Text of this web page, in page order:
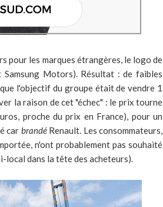
pour les marques étrangères, le logo de
Motors). Résultat : de faibles
l'objectif du groupe était de vendre 1
la raison de cet "échec" : le prix tourne
proche du prix en France), pour un
car brandéRenault. Les consommateurs,
n'ont probablement pas souhaité
local dans la tête des acheteurs).